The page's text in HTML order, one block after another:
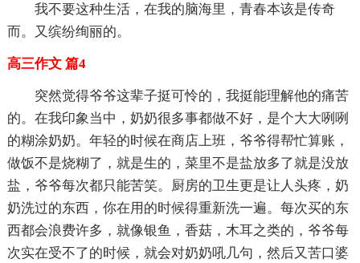
我不要这种生活，在我的脑海里，青春本该是传奇
而。又缤纷绚丽的。
高三作文 篇4
突然觉得爷爷这辈子挺可怜的，我挺能理解他的痛苦
的。在我印象当中，奶奶很多事都做不好，是个大大咧咧
的糊涂奶奶。年轻的时候在商店上班，爷爷得帮忙算账，
做饭不是烧糊了，就是生的，菜里不是盐放多了就是没放
盐，爷爷每次都只能苦笑。厨房的卫生更是让人头疼，奶
奶洗过的东西，你在用的时候得重新洗一遍。每次买的东
西都会浪费许多，就像银鱼，香菇，木耳之类的，爷爷每
次实在受不了的时候，就会对奶奶吼几句，然后又苦口婆